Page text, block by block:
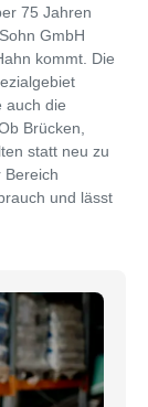
75 Jahren
GmbH
kommt. Die
auch die
Brücken,
statt neu zu
Bereich
und lässt